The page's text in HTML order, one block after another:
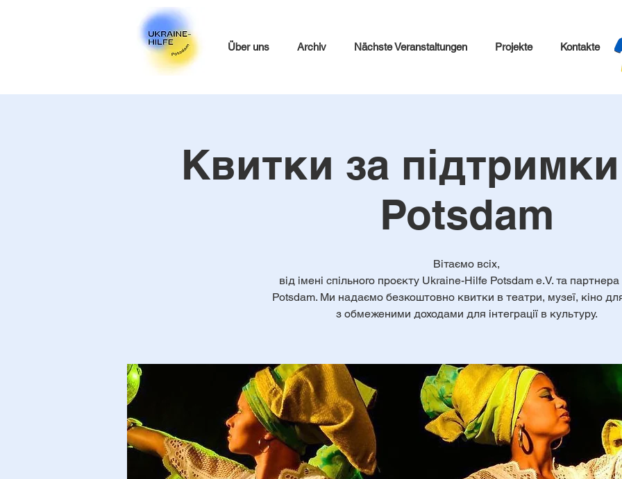
Über uns Archiv Nächste Veranstaltungen Projekte Kontakte
Квитки за
Potsdam
Вітаємо всіх,
від імені спільного проєкту Ukraine-Hilfe Potsdam e.V. та
Potsdam. Ми надаємо безкоштовно квитки в театри, музеї, кіно
з обмеженими доходами для інтеграції в культуру.